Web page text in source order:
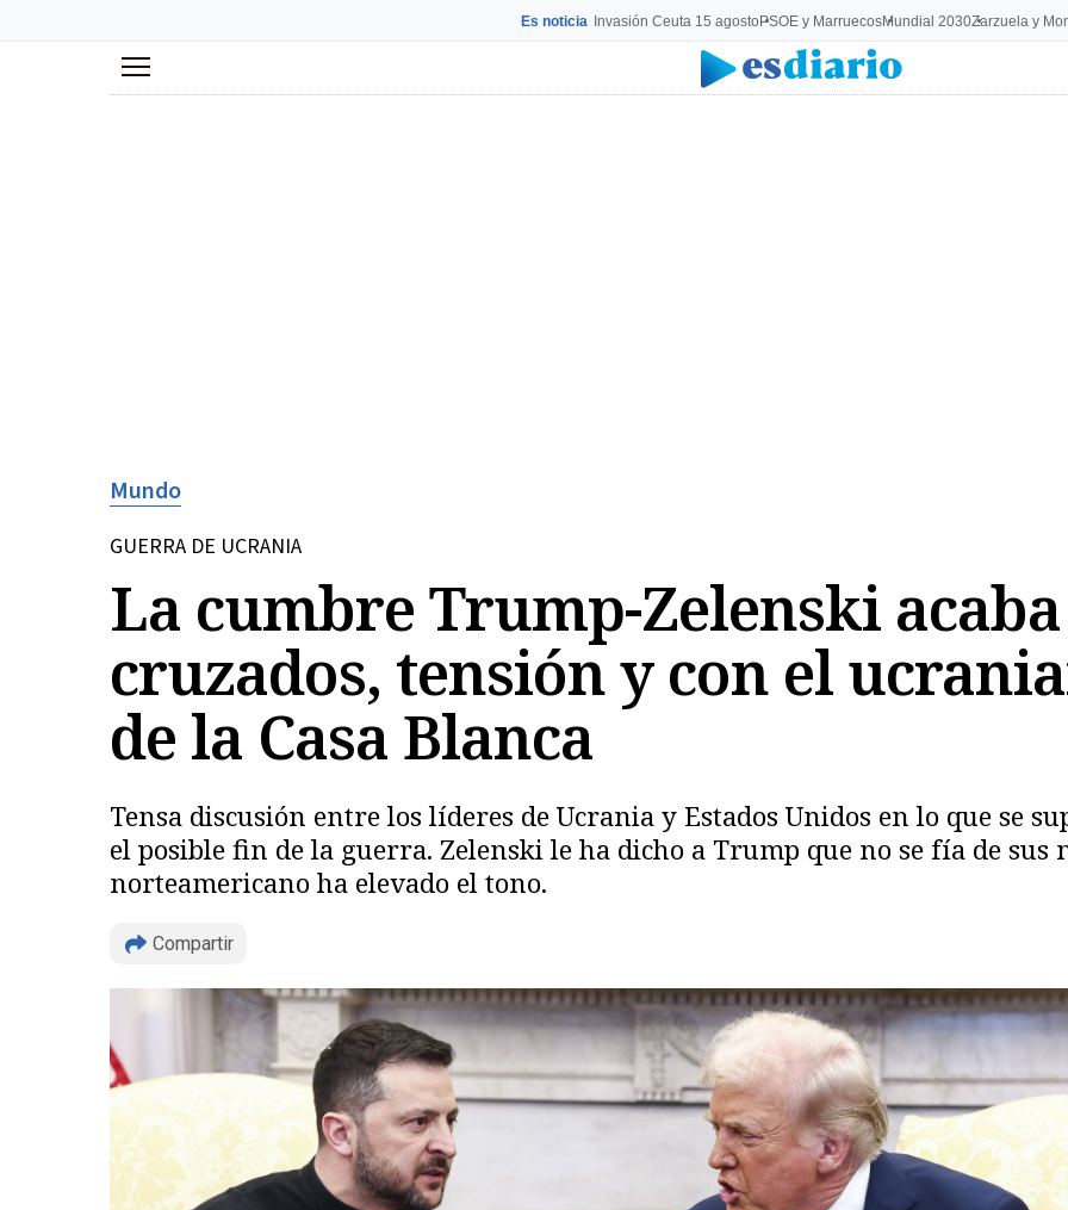
Es noticia Invasión Ceuta 15 agostoPSOE y MarruecosMundial 2030Zarzuela y
Menú
Mundo
GUERRA DE UCRANIA
La cumbre Trump-Zelenski
cruzados, tensión y con el
de la Casa Blanca
Tensa discusión entre los líderes de Ucrania y Estados Unidos en lo que se
el posible fin de la guerra. Zelenski le ha dicho a Trump que no se fía de sus
norteamericano ha elevado el tono.
Compartir
Copiar